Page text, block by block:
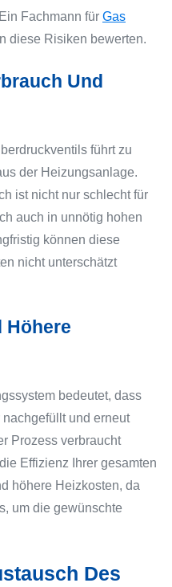
Fachmann für Gas
diese Risiken bewerten.
Und
führt zu
der Heizungsanlage.
ist nicht nur schlecht für
auch in unnötig hohen
können diese
nicht unterschätzt
Höhere
bedeutet, dass
und erneut
Prozess verbraucht
Effizienz Ihrer gesamten
höhere Heizkosten, da
um die gewünschte
Des